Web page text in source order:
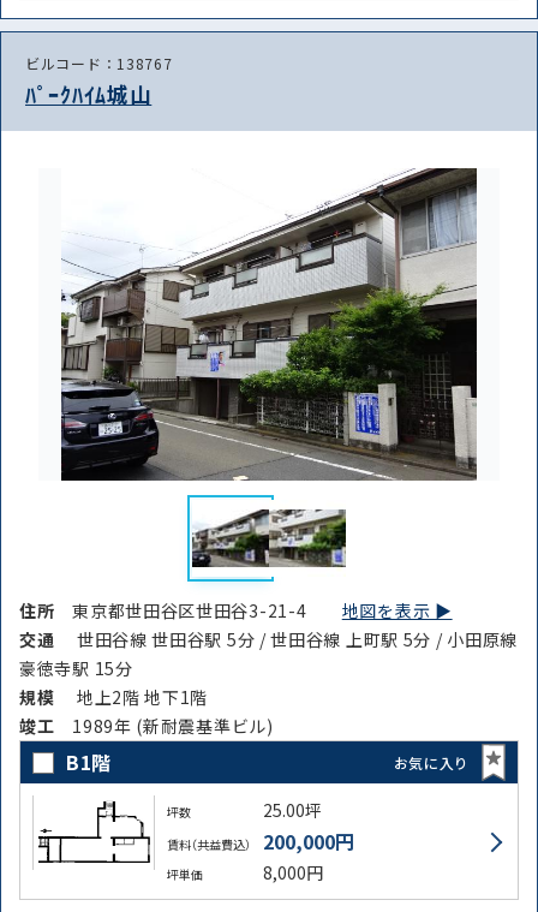
ビルコード：138767
ﾊﾟｰｸﾊｲﾑ城山
住所東京都世田谷区世田谷3-21-4 地図を表示 ▶︎
交通
世田谷線 世田谷駅 5分 / 世田谷線 上町駅 5分 / 小田原線
豪徳寺駅 15分
規模
地上2階 地下1階
竣⼯ 1989年 (新耐震基準ビル)
B1階 お気に入り
坪数 25.00坪
賃料（共益費込） 200,000円
坪単価 8,000円